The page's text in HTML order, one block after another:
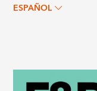
ESPAÑOL